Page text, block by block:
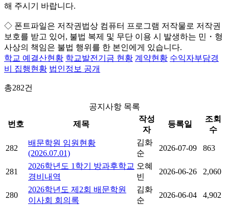
해 주시기 바랍니다.
◇ 폰트파일은 저작권법상 컴퓨터 프로그램 저작물로 저작권
보호를 받고 있어, 불법 복제 및 무단 이용 시
발생하는 민・형
사상의 책임은 불법 행위를 한 본인에게 있습니다.
학교 예결산현황 학교발전기금 현황 계약현황 수익자부담경
비 집행현황 법인정보 공개
총282건
공지사항 목록
번호
제목
작성
자
등록일
조회
수
282
배문학원 임원현황
(2026.07.01)
김화
순
2026-07-09 863
281
2026학년도 1학기 방과후학교
경비내역
오혜
빈
2026-06-26 2,060
280
2026학년도 제2회 배문학원
이사회 회의록
김화
순
2026-06-04 4,902